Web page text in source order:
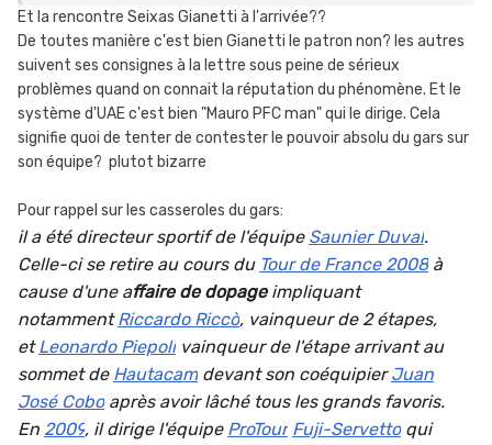
Et la rencontre Seixas Gianetti à l'arrivée??
De toutes manière c'est bien Gianetti le patron non? les autres
suivent ses consignes à la lettre sous peine de sérieux
problèmes quand on connait la réputation du phénomène. Et le
système d'UAE c'est bien "Mauro PFC man" qui le dirige. Cela
signifie quoi de tenter de contester le pouvoir absolu du gars sur
son équipe? plutot bizarre
Pour rappel sur les casseroles du gars:
il a été directeur sportif de l'équipe Saunier Duval.
Celle-ci se retire au cours du Tour de France 2008 à
cause d'une affaire de dopageimpliquant
notamment Riccardo Riccò, vainqueur de 2 étapes,
et Leonardo Piepoli vainqueur de l'étape arrivant au
sommet de Hautacam devant son coéquipier Juan
José Cobo après avoir lâché tous les grands favoris.
En 2009, il dirige l'équipe ProTour Fuji-Servetto qui